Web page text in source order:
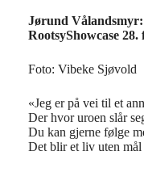
Jørund
RootsyShowcase
Foto: Vibeke Sjøvold
«Jeg er på vei til et
Der hvor uroen slår
Du kan gjerne følge
Det blir et liv uten mål